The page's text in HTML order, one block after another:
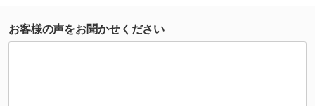
お客様の声をお聞かせください